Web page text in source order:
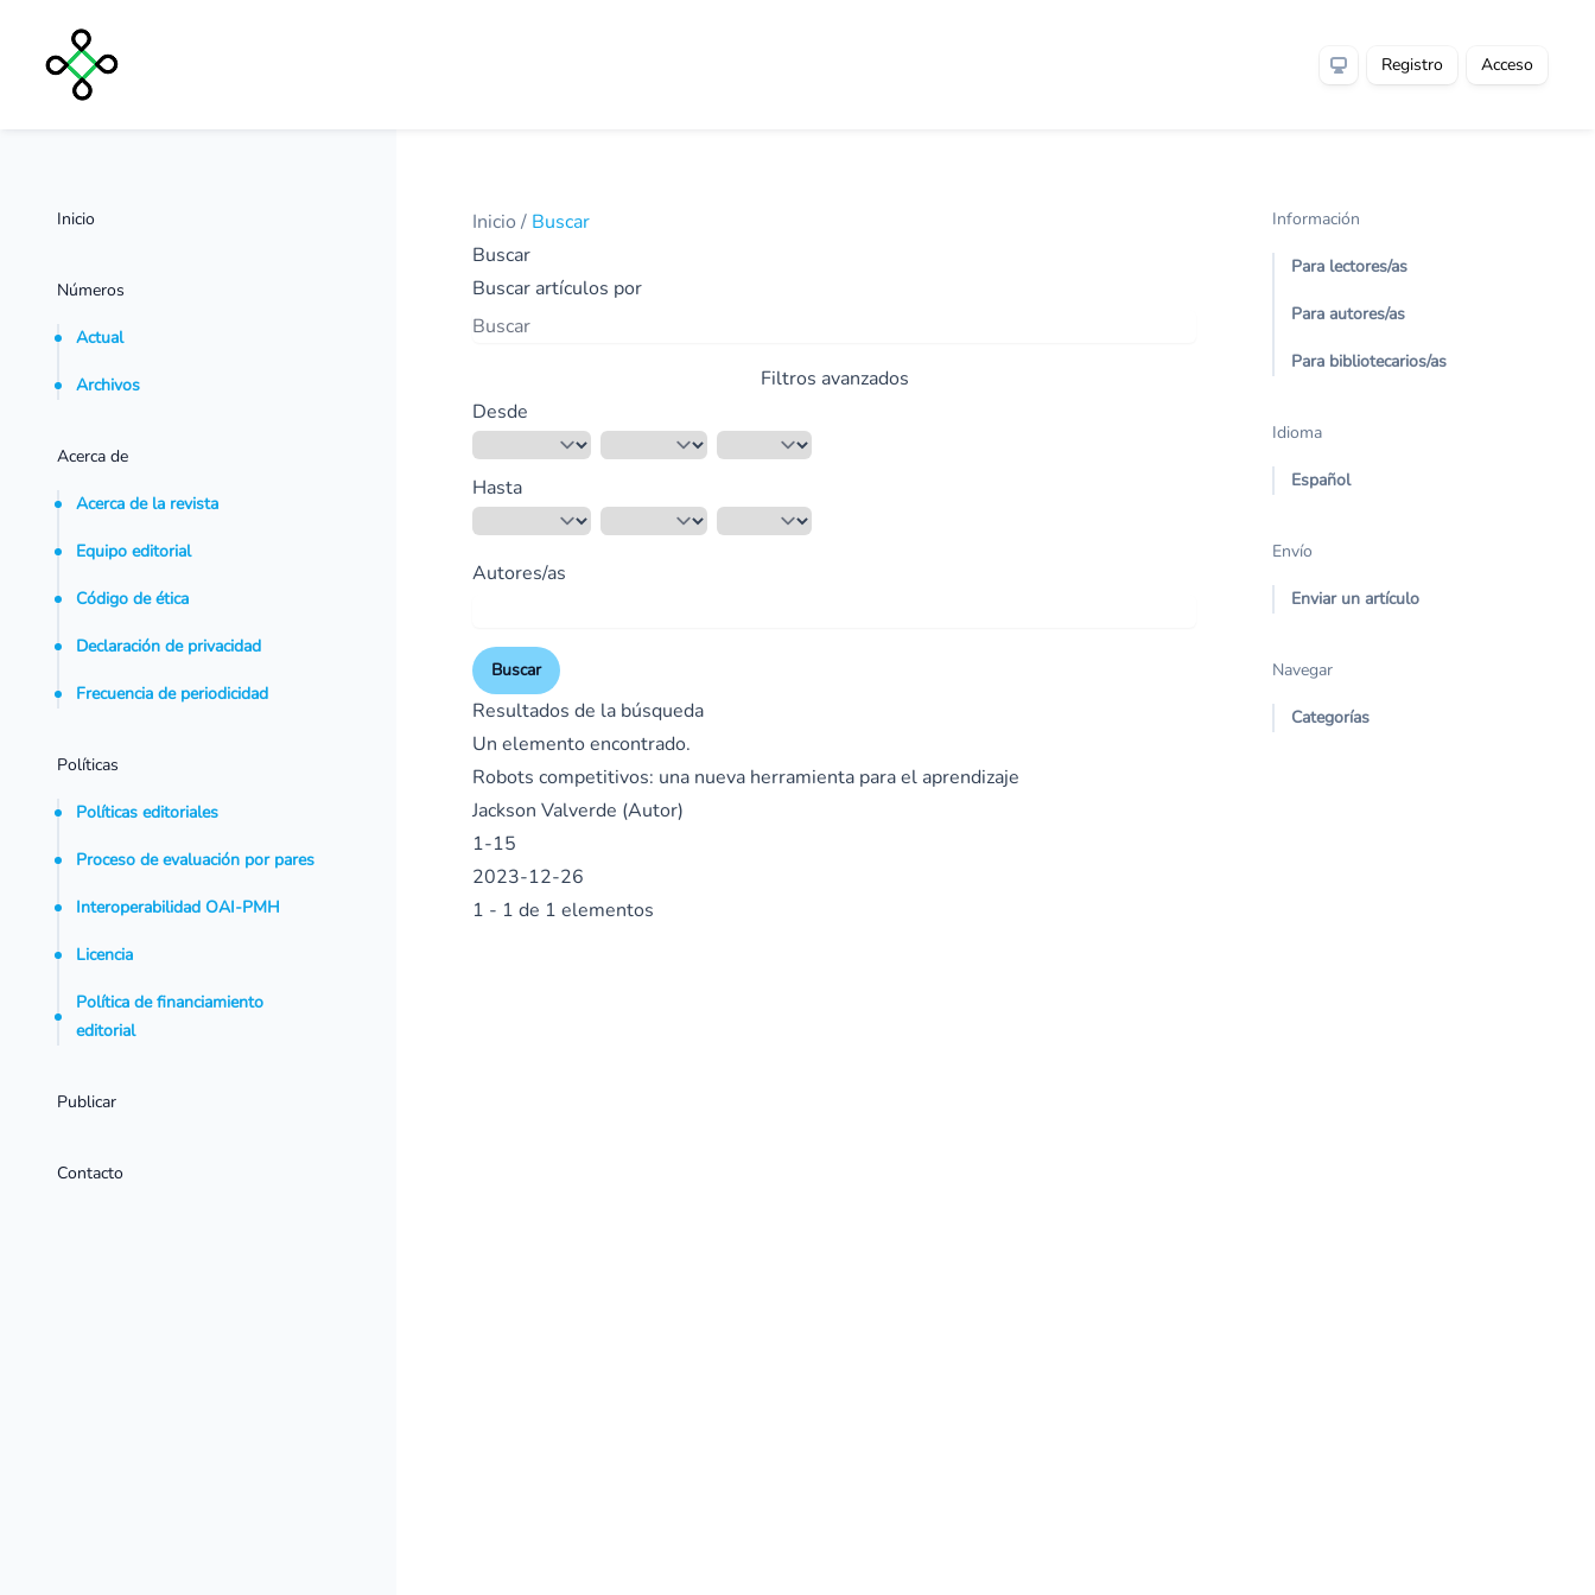
Registro Acceso
Inicio
Números
Actual
Archivos
Acerca de
Acerca de la revista
Equipo editorial
Código de ética
Declaración de privacidad
Frecuencia de periodicidad
Políticas
Políticas editoriales
Proceso de evaluación por pares
Interoperabilidad OAI-PMH
Licencia
Política de financiamiento
editorial
Publicar
Contacto
Inicio / Buscar
Buscar
Buscar artículos por
Filtros avanzados
Desde
Hasta
Autores/as
Buscar
Resultados de la búsqueda
Un elemento encontrado.
Robots competitivos: una nueva herramienta para el aprendizaje
Jackson Valverde (Autor)
1-15
2023-12-26
1 - 1 de 1 elementos
Información
Para lectores/as
Para autores/as
Para bibliotecarios/as
Idioma
Español
Envío
Enviar un artículo
Navegar
Categorías